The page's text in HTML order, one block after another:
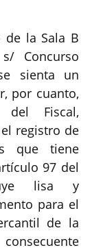
la Sala B
Concurso
sienta un
por cuanto,
del Fiscal,
registro de
que tiene
97 del
lisa y
para el
de la